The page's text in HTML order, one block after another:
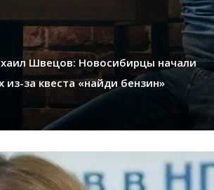
Швецов: Новосибирцы начали
за квеста «найди бензин»